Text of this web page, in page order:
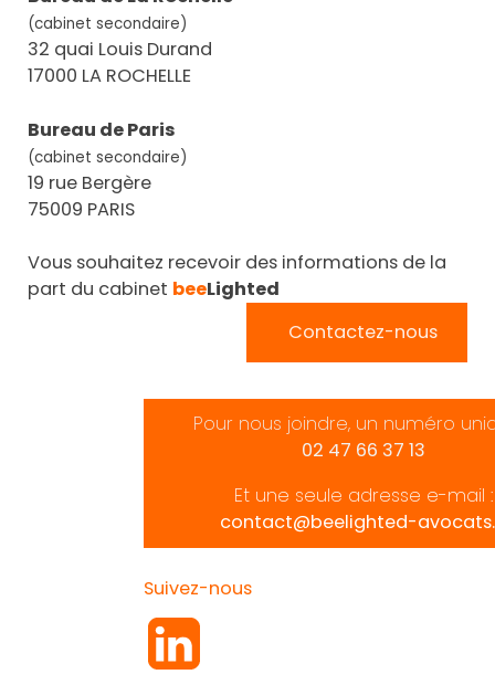
(cabinet secondaire)
32 quai Louis Durand
17000 LA ROCHELLE
Bureau de Paris
(cabinet secondaire)
19 rue Bergère
75009 PARIS
Vous souhaitez recevoir des informations de la
part du cabinet beeLighted
Contactez-nous
Pour nous joindre, un numéro
02 47 66 37 13
Et une seule adresse e-mail :
contact@beelighted-
Suivez-nous